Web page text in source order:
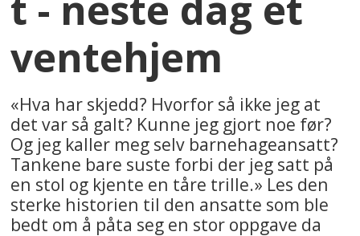
ventehjem
«Hva har skjedd? Hvorfor så ikke jeg at
det var så galt? Kunne jeg gjort noe før?
Og jeg kaller meg selv barnehageansatt?
Tankene bare suste forbi der jeg satt på
en stol og kjente en tåre trille.» Les den
sterke historien til den ansatte som ble
bedt om å påta seg en stor oppgave da